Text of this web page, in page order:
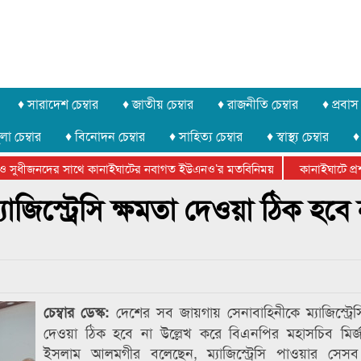
♦ সারাদেশ চেম্বার ♦ জাতীয় চেম্বার ♦ রাজনীতি চেম্বার ♦ প্রবাস
চেম্বার ♦ বিনোদন চেম্বার ♦ সাহিত্য চেম্বার ♦ স্বাস্থ্য চেম্বার
সাথে কানাইঘাটের নবাগত ইউএনও’র মতবিনিময় কানাইঘাটে
ফেডারেশানের বিভাগীয় অভিনয় কর্মশালা সম্পন্নক্ষমতা দেওয়া ঠিক হবে
চেম্বার ডেস্ক: দেশের সব জায়গায় সেনাবাহিনীকে
দেওয়া ঠিক হবে না উল্লেখ করে বিএনপির মহাসচিব
ইসলাম আলমগীর বলেছেন, ম্যাজিস্ট্রেসি পাওয়ার